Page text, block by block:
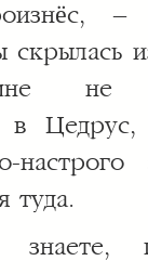
–
не
в Цедрус,
настрого
туда.